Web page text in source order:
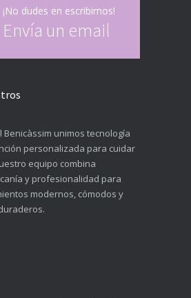
¡No dudes en escribirnos!
Envía un email
Benicàssim unimos tecnología
personalizada para cuidar
equipo combina
y profesionalidad para
modernos, cómodos y